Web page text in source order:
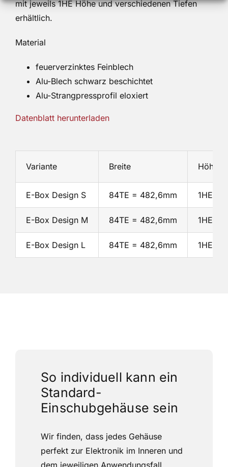
mit jeweils 1HE Höhe und verschiedenen Tiefen
erhältlich.
Material
feuerverzinktes Feinblech
Alu-Blech schwarz beschichtet
Alu-Strangpressprofil eloxiert
Datenblatt herunterladen
Variante Breite Höhe
E-Box Design S 84TE = 482,6mm 1HE =
E-Box Design M 84TE = 482,6mm 1HE =
E-Box Design L 84TE = 482,6mm 1HE =
So individuell kann ein
Standard-
Einschubgehäuse sein
Wir finden, dass jedes Gehäuse
perfekt zur Elektronik im Inneren und